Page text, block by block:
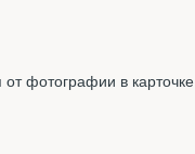
от фотографии в карточке